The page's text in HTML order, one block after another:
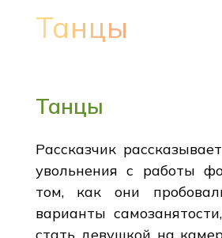
Танцы
Танцы
Рассказчик
увольнения с работы
том, как они
варианты
стать девушкой на